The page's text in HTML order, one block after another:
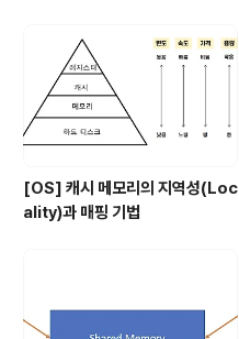
[OS] 캐시 메모리의 지역성(Loc
ality)과 매핑 기법